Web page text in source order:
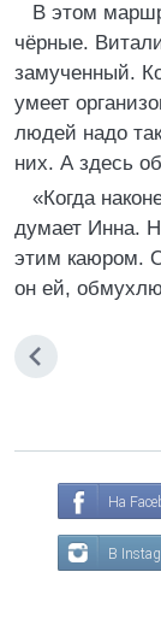
В этом
чёрные.
замученный.
умеет
людей надо
них. А здесь
«Когда
думает Инна.
этим каюром.
он ей,
На
В